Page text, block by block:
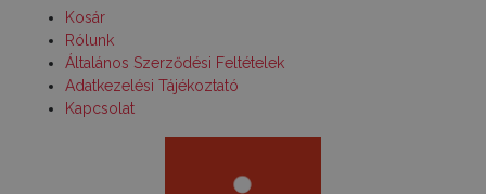
Kosár
Rólunk
Általános Szerződési Feltételek
Adatkezelési Tájékoztató
Kapcsolat